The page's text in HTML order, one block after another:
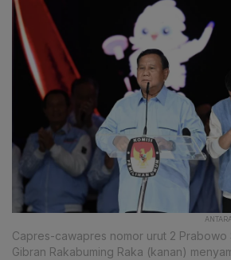
Capres-cawapres nomor urut 2 Prabowo
Gibran Rakabuming Raka (kanan)